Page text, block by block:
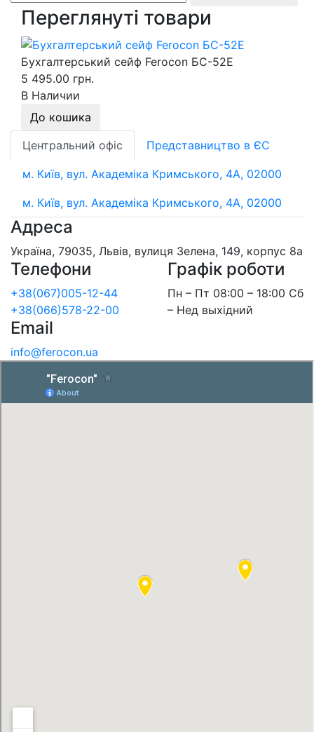
Переглянуті товари
Бухгалтерський сейф Ferocon БС-52Е
5 495.00 грн.
В Наличии
До кошика
Центральний офіс
Представництво в ЄС
м. Київ, вул. Академіка Кримського, 4А, 02000
м. Київ, вул. Академіка Кримського, 4А, 02000
Адреса
Україна, 79035, Львів, вулиця Зелена, 149, корпус 8а
Телефони
+38(067)005-12-44
+38(066)578-22-00
Графік роботи
Пн – Пт 08:00 – 18:00 Сб
– Нед выхідний
Email
info@ferocon.ua